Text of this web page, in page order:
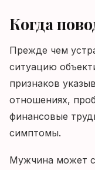
Когда
Прежде чем
ситуацию
признаков
отношениях,
финансовые
симптомы.
Мужчина может